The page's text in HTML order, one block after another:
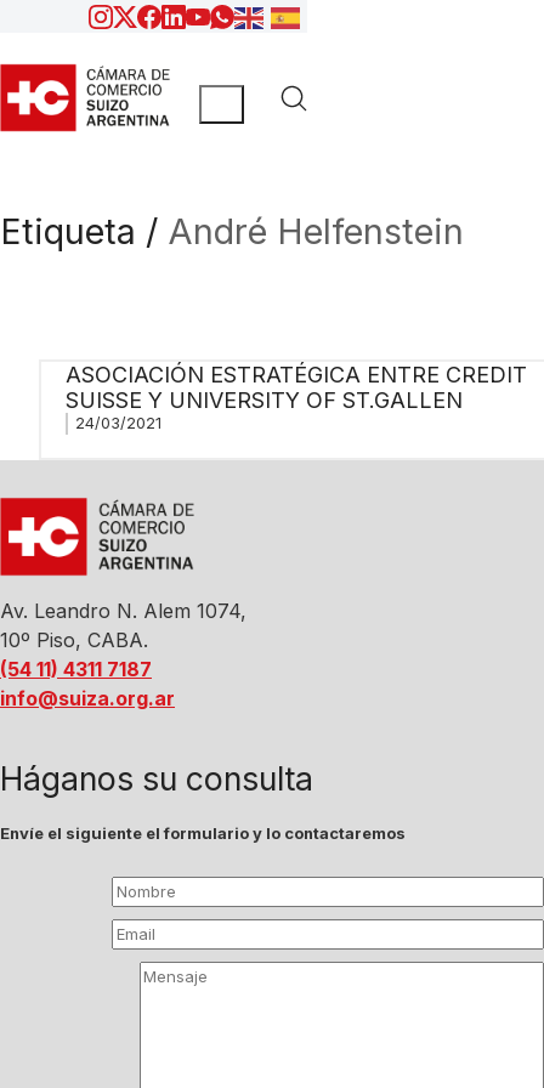
Etiqueta / André Helfenstein
ASOCIACIÓN ESTRATÉGICA ENTRE CREDIT
SUISSE Y UNIVERSITY OF ST.GALLEN
24/03/2021
Av. Leandro N. Alem 1074,
10º Piso, CABA.
(54 11) 4311 7187
info@suiza.org.ar
Háganos su consulta
Envíe el siguiente el formulario y lo contactaremos